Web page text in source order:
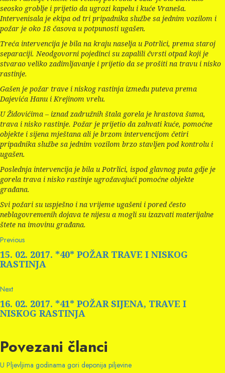
seosko groblje i prijetio da ugrozi kapelu i kuće Vraneša.
Intervenisala je ekipa od tri pripadnika službe sa jednim vozilom i
požar je oko 18 časova u potpunosti ugašen.
Treća intervencija je bila na kraju naselja u Potrlici, prema staroj
separaciji. Neodgovorni pojedinci su zapalili čvrsti otpad koji je
stvarao veliko zadimljavanje i prijetio da se prošiti na travu i nisko
rastinje.
Gašen je požar trave i niskog rastinja između puteva prema
Dajevića Hanu i Krejinom vrelu.
U Židovićima – iznad zadružnih štala gorela je hrastova šuma,
trava i nisko rastinje. Požar je prijetio da zahvati kuće, pomoćne
objekte i sijena mještana ali je brzom intervencijom četiri
pripadnika službe sa jednim vozilom brzo stavljen pod kontrolu i
ugašen.
Poslednja intervencija je bila u Potrlici, ispod glavnog puta gdje je
gorela trava i nisko rastinje ugrožavajući pomoćne objekte
građana.
Svi požari su uspješno i na vrijeme ugašeni i pored često
neblagovremenih dojava te nijesu a mogli su izazvati materijalne
štete na imovinu građana.
Continue
Reading
PreviousPrevious
post:
15. 02. 2017. *40* POŽAR TRAVE I NISKOG
RASTINJA
NextNext
post:
16. 02. 2017. *41* POŽAR SIJENA, TRAVE I
NISKOG RASTINJA
Povezani članci
U Pljevljima godinama gori deponija piljevine